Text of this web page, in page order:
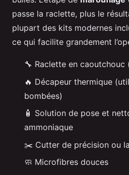
passe la raclette, plus le
plupart des kits modernes
ce qui facilite grandement
🔧 Raclette en caoutchouc
🔥 Décapeur thermique
bombées)
🧴 Solution de pose et
ammoniaque
✂️ Cutter de précision ou
🧼 Microfibres douces